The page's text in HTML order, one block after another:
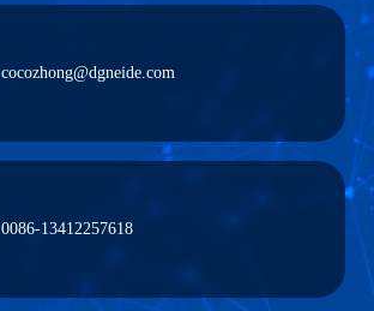
cocozhong@dgneide.com
0086-13412257618